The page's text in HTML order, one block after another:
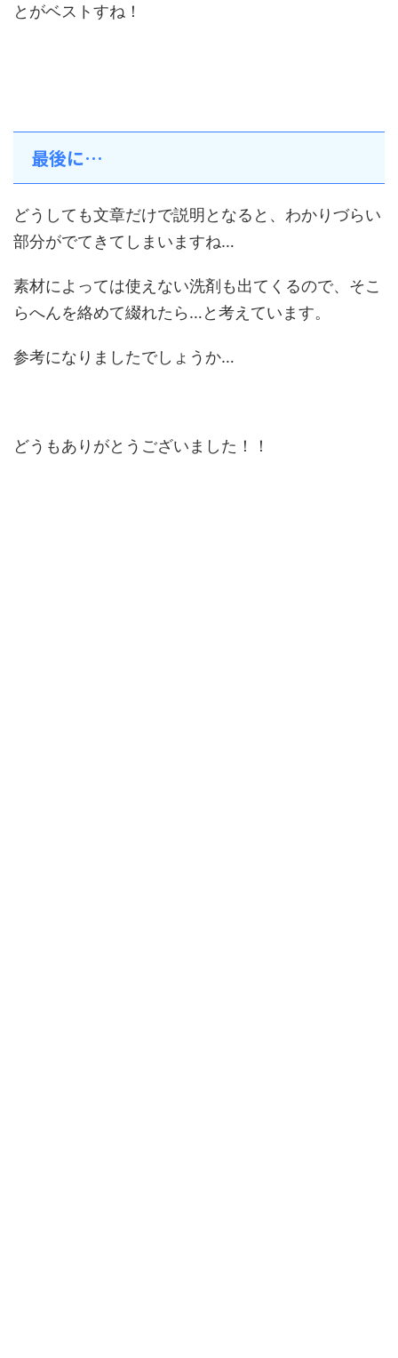
とがベストすね！
最後に…
どうしても文章だけで説明となると、わかりづらい
部分がでてきてしまいますね…
素材によっては使えない洗剤も出てくるので、そこ
らへんを絡めて綴れたら…と考えています。
参考になりましたでしょうか…
どうもありがとうございました！！